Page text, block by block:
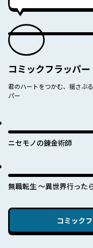
コミックフラッパー
君のハートをつかむ、揺さぶ
パー
ニセモノの錬金術師
無職転生 ～異世界行った
コミック